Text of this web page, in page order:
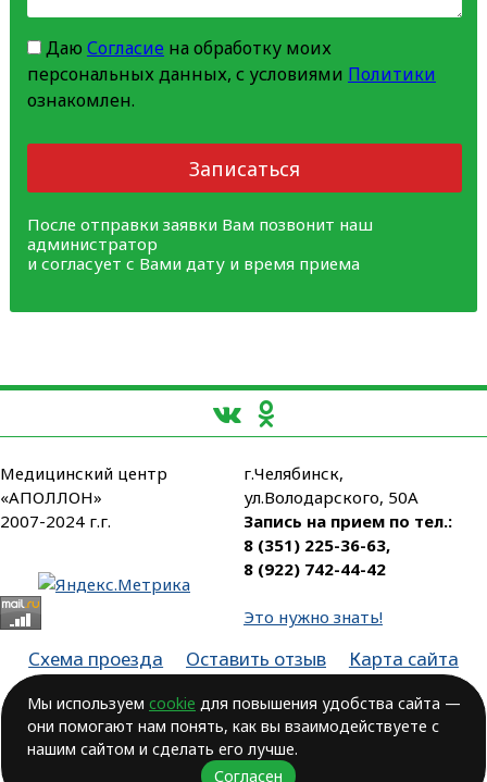
Даю Согласиена обработку моих
персональных данных, с условиями Политики
ознакомлен.
Записаться
После отправки заявки Вам позвонит наш
администратор
и согласует с Вами дату и время приема
Медицинский центр
«АПОЛЛОН»
2007-2024 г.г.
г.Челябинск,
ул.Володарского, 50А
Запись на прием по тел.:
8 (351) 225-36-63,
8 (922) 742-44-42
Это нужно знать!
Схема проезда Оставить отзыв
Карта сайта
Лицензия № ЛО-74-01-003806, от 14.10.2016, выдана Министерством
здравоохранения Челябинской области
Мы используем cookie для повышения удобства сайта —
они помогают нам понять, как вы взаимодействуете с
нашим сайтом и сделать его лучше.
Согласен